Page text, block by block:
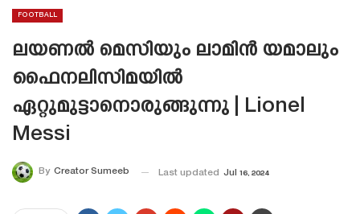
FOOTBALL
ലയണൽ മെസിയും ലാമിൻ യമാലും
ഫൈനലിസിമയില്‍
ഏറ്റുമുട്ടാനൊരുങ്ങുന്നു | Lionel
Messi
By Creator Sumeeb Last updated Jul 16, 2024